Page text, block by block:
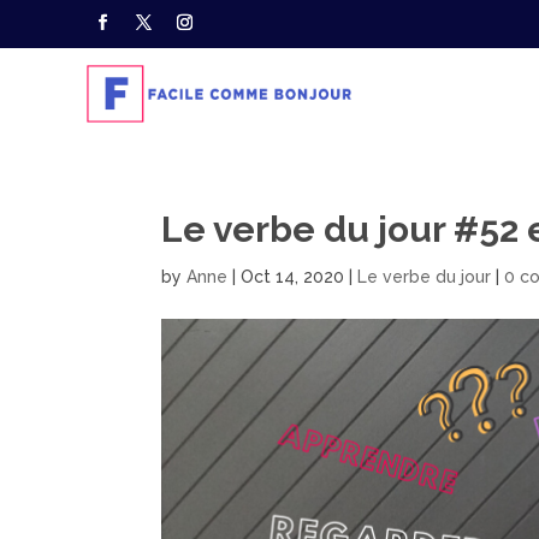
Le verbe du jour #52
byAnne |Oct 14, 2020 Le verbe du jour |0